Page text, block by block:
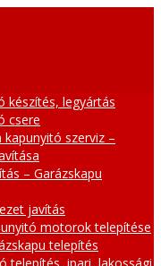
készítés, legyártás
csere
szerviz –
– Garázskapu
javítás
motorok telepítése
telepítés